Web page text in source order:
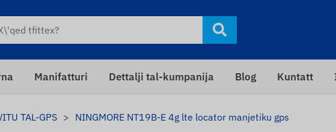
Manifatturi Dettalji tal-kumpanija Blog Kuntatt
TAL-GPS NINGMORE NT19B-E 4g lte locator manjetiku gps